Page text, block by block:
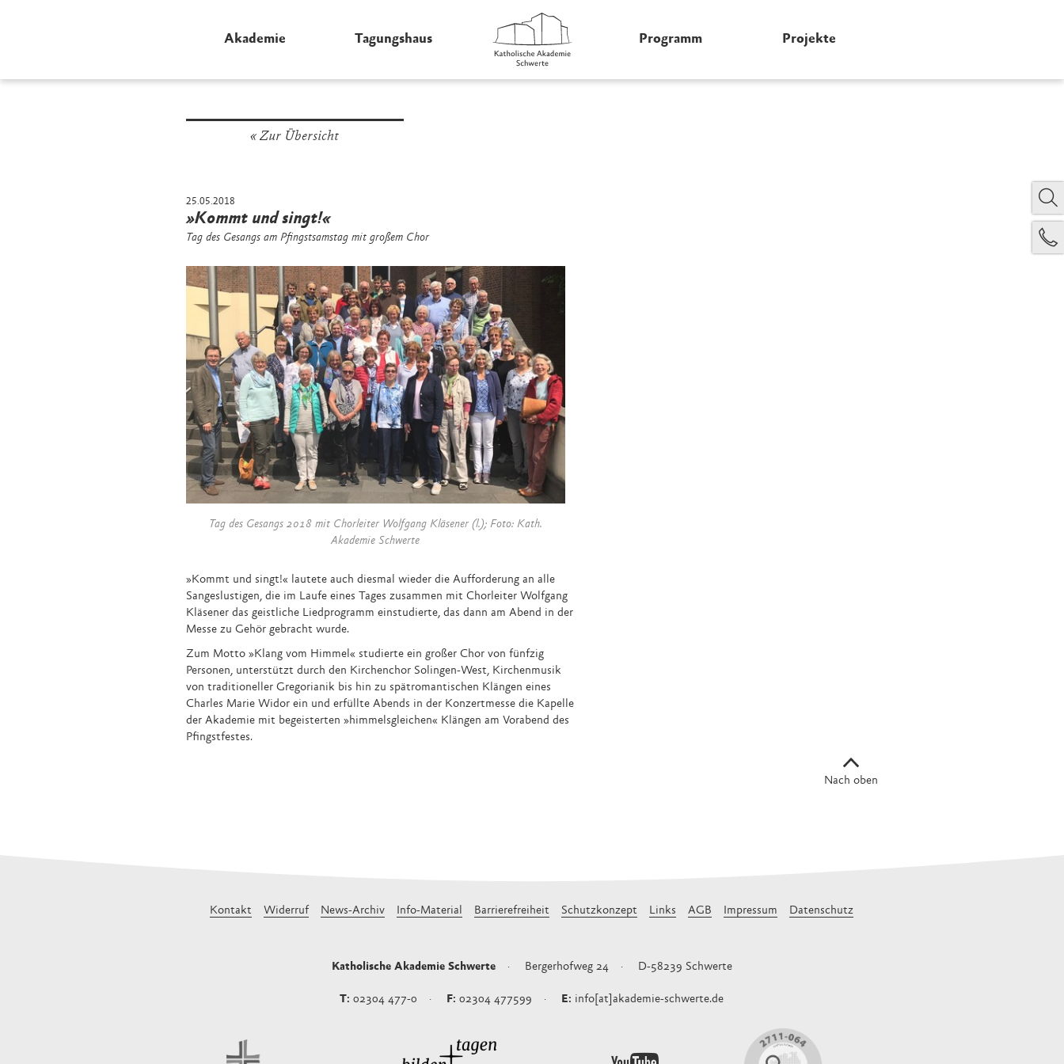
Akademie Tagungshaus Projekte
Programm
Zur Übersicht
25.05.2018
»Kommt und singt!«
Tag des Gesangs am Pfingstsamstag mit großem Chor
Tag des Gesangs 2018 mit Chorleiter Wolfgang Kläsener (l.); Foto: Kath.
Akademie Schwerte
»Kommt und singt!« lautete auch diesmal wieder die Aufforderung an alle
Sangeslustigen, die im Laufe eines Tages zusammen mit Chorleiter Wolfgang
Kläsener das geistliche Liedprogramm einstudierte, das dann am Abend in der
Messe zu Gehör gebracht wurde.
Zum Motto »Klang vom Himmel« studierte ein großer Chor von fünfzig
Personen, unterstützt durch den Kirchenchor Solingen-West, Kirchenmusik
von traditioneller Gregorianik bis hin zu spätromantischen Klängen eines
Charles Marie Widor ein und erfüllte Abends in der Konzertmesse die Kapelle
der Akademie mit begeisterten »himmelsgleichen« Klängen am Vorabend des
Pfingstfestes.
Nach oben
Kontakt Widerruf News-Archiv Info-Material Barrierefreiheit Schutzkonzept Links AGB Impressum Datenschutz
Katholische Akademie Schwerte Bergerhofweg 24 D-58239 Schwerte
02304 477-0 02304 477599 info[at]akademie-schwerte.de